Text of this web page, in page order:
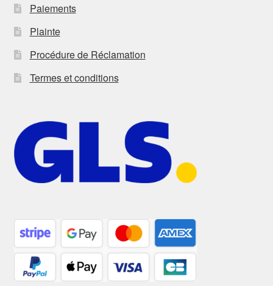
Paiements
Plainte
Procédure de Réclamation
Termes et conditions